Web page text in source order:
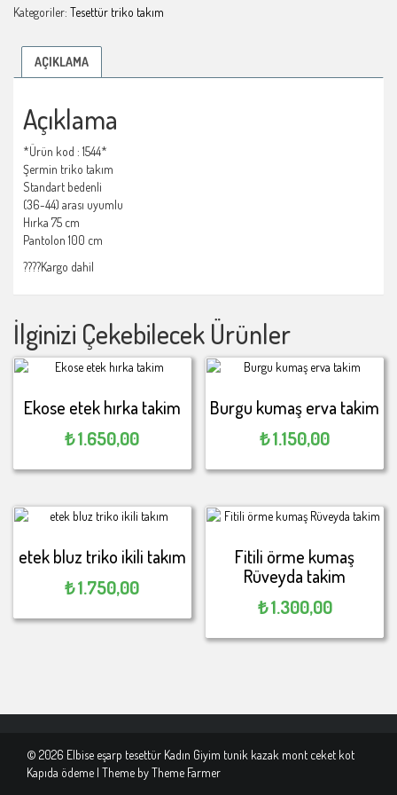
Kategoriler: Tesettür triko takım
AÇIKLAMA
Açıklama
*Ürün kod : 1544*
Şermin triko takım
Standart bedenli
(36-44) arası uyumlu
Hırka 75 cm
Pantolon 100 cm
????Kargo dahil
İlginizi Çekebilecek Ürünler
Ekose etek hırka takim
₺1.650,00
Burgu kumaş erva takim
₺1.150,00
etek bluz triko ikili takım
₺1.750,00
Fitili örme kumaş
Rüveyda takim
₺1.300,00
© 2026 Elbise eşarp tesettür Kadın Giyim tunik kazak mont ceket kot
Kapıda ödeme | Theme byTheme Farmer